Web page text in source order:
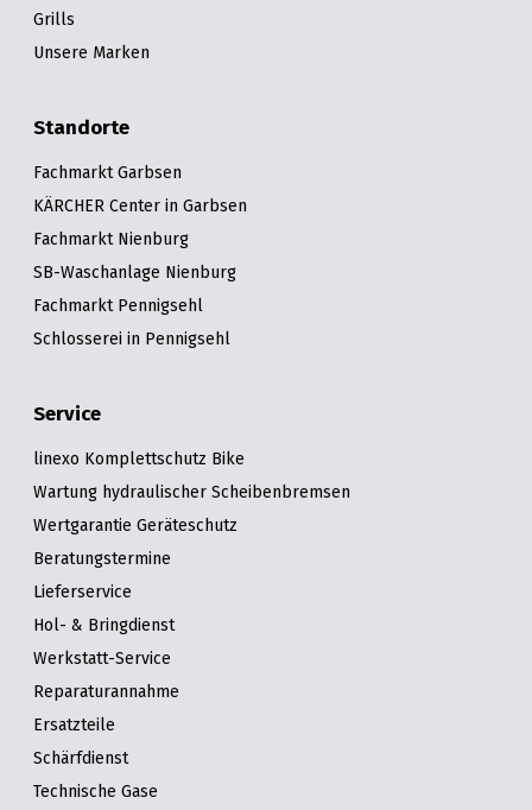
Grills
Unsere Marken
Standorte
Fachmarkt Garbsen
KÄRCHER Center in Garbsen
Fachmarkt Nienburg
SB-Waschanlage Nienburg
Fachmarkt Pennigsehl
Schlosserei in Pennigsehl
Service
linexo Komplettschutz Bike
Wartung hydraulischer Scheibenbremsen
Wertgarantie Geräteschutz
Beratungstermine
Lieferservice
Hol- & Bringdienst
Werkstatt-Service
Reparaturannahme
Ersatzteile
Schärfdienst
Technische Gase